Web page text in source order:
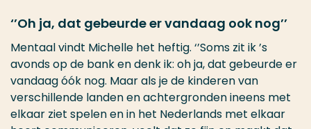
‘’Oh ja, dat gebeurde er vandaag ook nog’’
Mentaal vindt Michelle het heftig. ‘’Soms zit ik ’s
avonds op de bank en denk ik: oh ja, dat gebeurde er
vandaag óók nog. Maar als je de kinderen van
verschillende landen en achtergronden ineens met
elkaar ziet spelen en in het Nederlands met elkaar